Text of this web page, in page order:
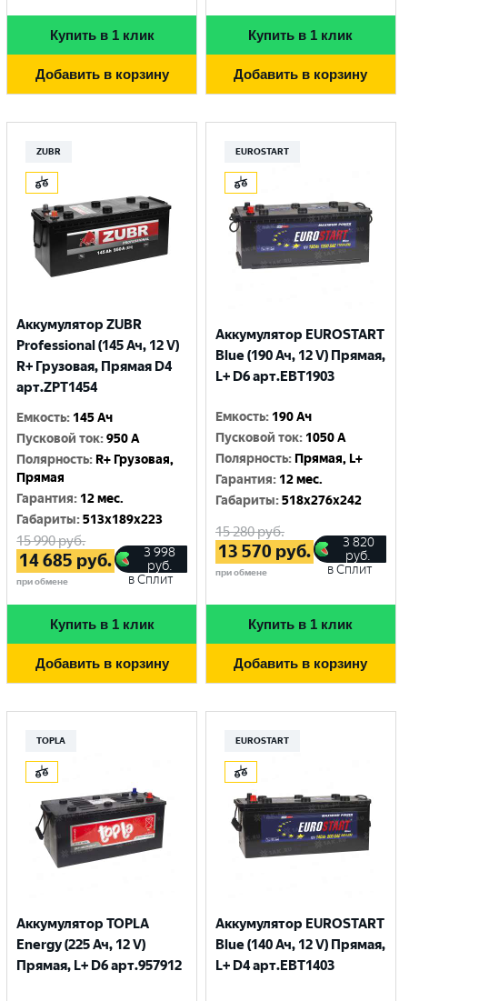
Купить в 1 клик
Добавить в корзину
Купить в 1 клик
Добавить в корзину
ZUBR
Аккумулятор ZUBR
Professional (145 Ач, 12 V)
R+ Грузовая, Прямая D4
арт.ZPT1454
Емкость: 145 Ач
Пусковой ток:950 A
Полярность: R+ Грузовая,
Прямая
Гарантия: 12 мес.
Габариты:513x189x223
15 990руб.
14 685 руб.
при обмене
3 998
руб.
в Сплит
Купить в 1 клик
Добавить в корзину
EUROSTART
Аккумулятор EUROSTART
Blue (190 Ач, 12 V) Прямая,
L+ D6 арт.EBT1903
Емкость: 190 Ач
Пусковой ток: 1050 A
Полярность: Прямая, L+
Гарантия: 12 мес.
Габариты:518x276x242
15 280руб.
13 570 руб.
при обмене
3 820
руб.
в Сплит
Купить в 1 клик
Добавить в корзину
TOPLA
Аккумулятор TOPLA
Energy (225 Ач, 12 V)
Прямая, L+ D6 арт.957912
EUROSTART
Аккумулятор EUROSTART
Blue (140 Ач, 12 V) Прямая,
L+ D4 арт.EBT1403